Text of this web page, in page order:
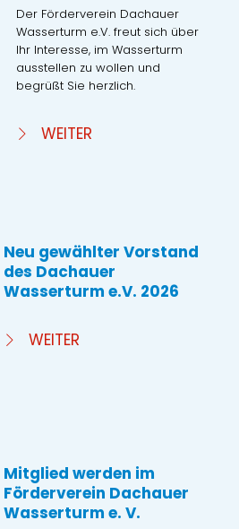
Der Förderverein Dachauer
Wasserturm e.V. freut sich über
Ihr Interesse, im Wasserturm
ausstellen zu wollen und
begrüßt Sie herzlich.
WEITER
Neu gewählter Vorstand
des Dachauer
Wasserturm e.V. 2026
WEITER
Mitglied werden im
Förderverein Dachauer
Wasserturm e. V.